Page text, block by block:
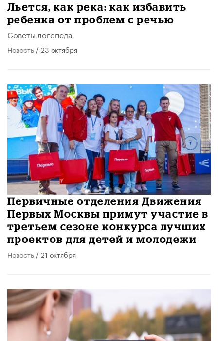
Льется, как река: как избавить
ребенка от проблем с речью
Советы логопеда
Новость / 23 октября
Первичные отделения Движения
Первых Москвы примут участие в
третьем сезоне конкурса лучших
проектов для детей и молодежи
Новость / 21 октября